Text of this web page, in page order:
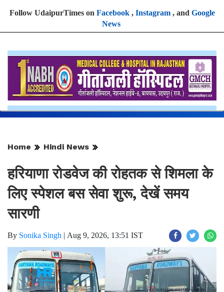
Follow UdaipurTimes on Facebook, Instagram, and Google
News
Home Hindi News
हरियाणा रोडवेज की रोहतक से शिमला के
लिए स्पेशल बस सेवा शुरू, देखें समय
सारणी
By Sonika Singh | Aug 9, 2026, 13:51 IST